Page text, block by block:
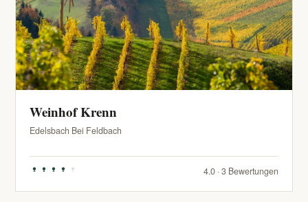
Weinhof Krenn
Edelsbach Bei Feldbach
4.0 · 3 Bewertungen